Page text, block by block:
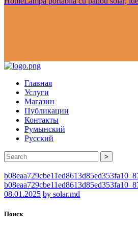
Главная
Услуги
Магазин
Публикации
Контакты
Румынский
Русский
>
08.01.2025 by solar.md
Поиск